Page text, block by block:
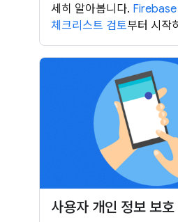
세히 알아봅니다. Firebase
체크리스트 검토부터 시작
사용자 개인 정보 보호